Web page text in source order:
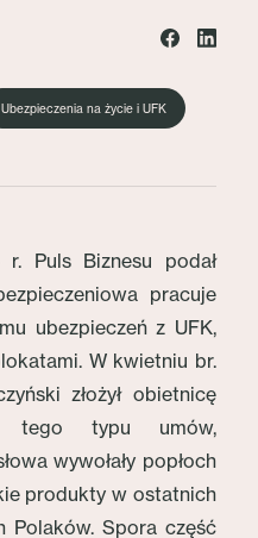
Ubezpieczenia na życie i UFK
Puls Biznesu podał
pracuje
ubezpieczeń z UFK,
W kwietniu br.
złożył obietnicę
tego typu umów,
wywołały popłoch
produkty w ostatnich
Polaków. Spora część